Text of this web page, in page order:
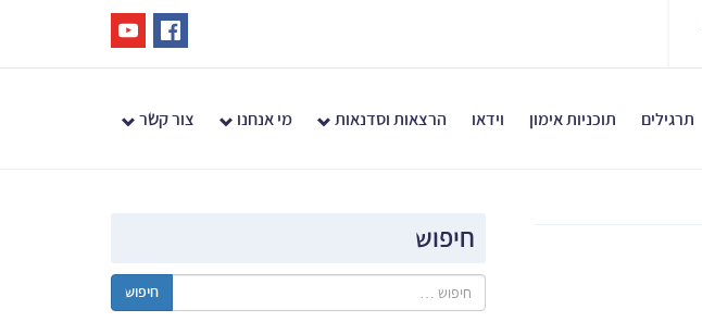
תרגילים תוכניות אימון וידאו הרצאות וסדנאות מי אנחנו צור קשר
חיפוש
חיפוש